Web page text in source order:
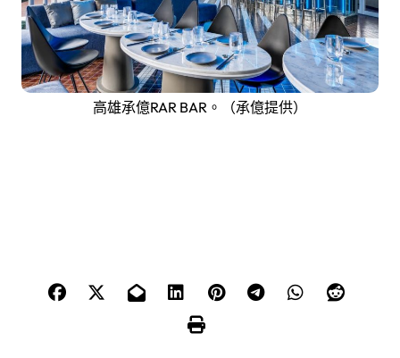
高雄承億RAR BAR。（承億提供）